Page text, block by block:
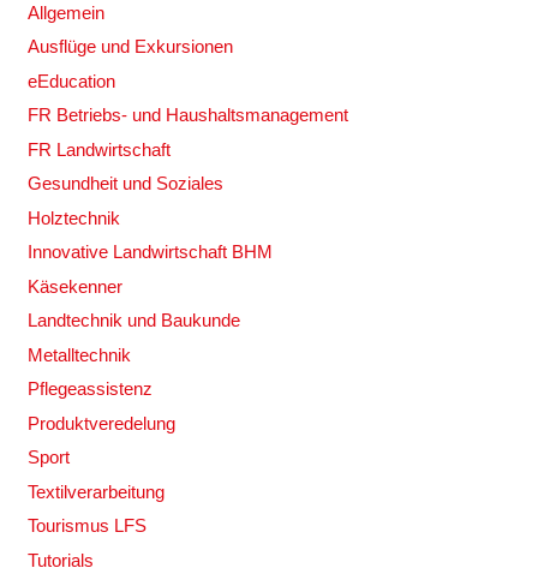
Allgemein
Ausflüge und Exkursionen
eEducation
FR Betriebs- und Haushaltsmanagement
FR Landwirtschaft
Gesundheit und Soziales
Holztechnik
Innovative Landwirtschaft BHM
Käsekenner
Landtechnik und Baukunde
Metalltechnik
Pflegeassistenz
Produktveredelung
Sport
Textilverarbeitung
Tourismus LFS
Tutorials